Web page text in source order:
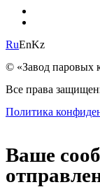
RuEnKz
© «Завод паровых
Все права
Политика
Ваше